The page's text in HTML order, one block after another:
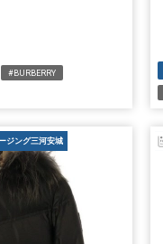
#BURBERRY
ジング三河安城